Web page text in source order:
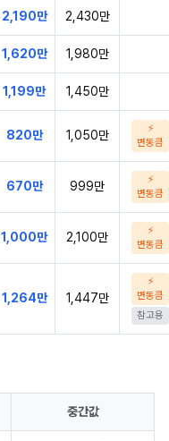
2,190만 2,430만
1,620만 1,980만
1,199만 1,450만
820만 1,050만
⚡
변동큼
670만 999만
⚡
변동큼
1,000만 2,100만
⚡
변동큼
1,264만 1,447만
⚡
변동큼
참고용
중간값